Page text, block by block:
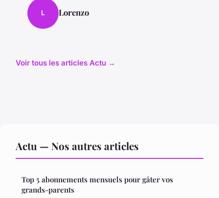
L Lorenzo
Voir tous les articles Actu →
Actu — Nos autres articles
Top 5 abonnements mensuels pour gâter vos
grands-parents